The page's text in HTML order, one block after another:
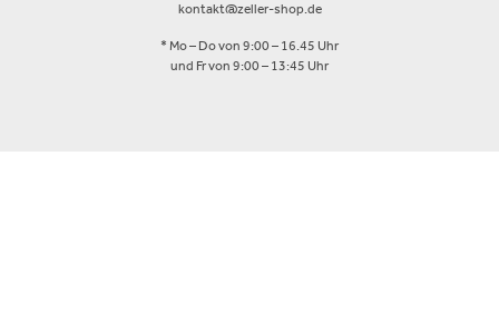
kontakt@zeller-shop.de
* Mo – Do von 9:00 – 16.45 Uhr
und Fr von 9:00 – 13:45 Uhr